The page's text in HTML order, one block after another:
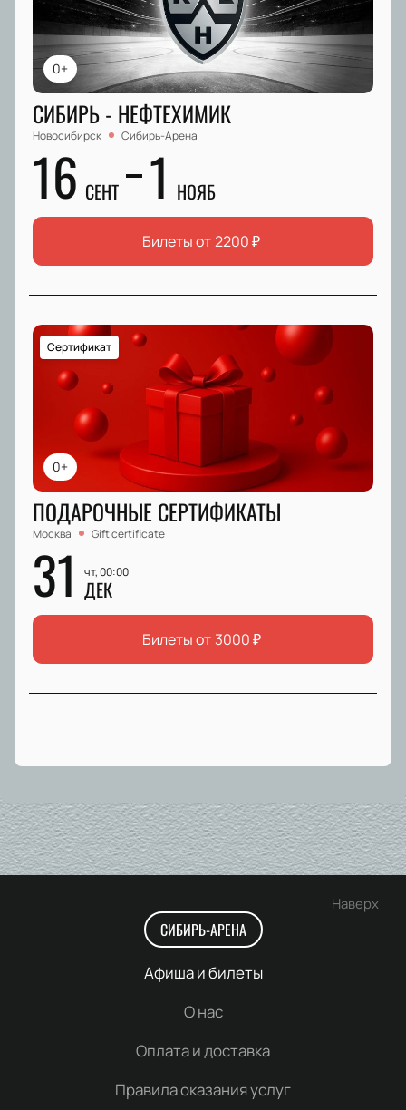
0+
СИБИРЬ - НЕФТЕХИМИК
Новосибирск Сибирь-Арена
16 СЕНТ 1 НОЯБ
Билеты от2200₽
0+
Сертификат
ПОДАРОЧНЫЕ СЕРТИФИКАТЫ
Москва Gift certificate
31 чт, 00:00
ДЕК
Билеты от 3000₽
Наверх
СИБИРЬ-АРЕНА
Афиша и билеты
О нас
Оплата и доставка
Правила оказания услуг